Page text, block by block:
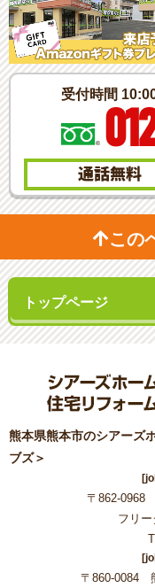
受付時間
通話無料
この
熊本県熊本市のシアーズ
ブズ＞
〒862-0968
フリ
〒860-0084